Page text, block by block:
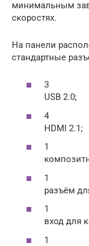
минимальным
скоростях.
На панели
стандартные
3
USB 2.0;
4
HDMI 2.1;
1
1
разъём
1
вход для
1